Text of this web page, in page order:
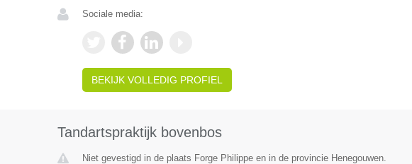
Sociale media:
BEKIJK VOLLEDIG PROFIEL
Tandartspraktijk bovenbos
Niet gevestigd in de plaats Forge Philippe en in de provincie Henegouwen.